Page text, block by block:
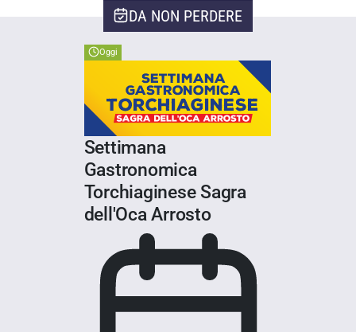
DA NON PERDERE
Oggi
Settimana
Gastronomica
Torchiaginese Sagra
dell'Oca Arrosto